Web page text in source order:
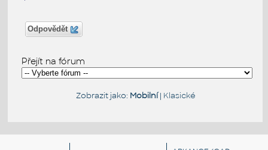
Odpovědět
Přejít na fórum
Zobrazit jako: Mobilní| Klasické